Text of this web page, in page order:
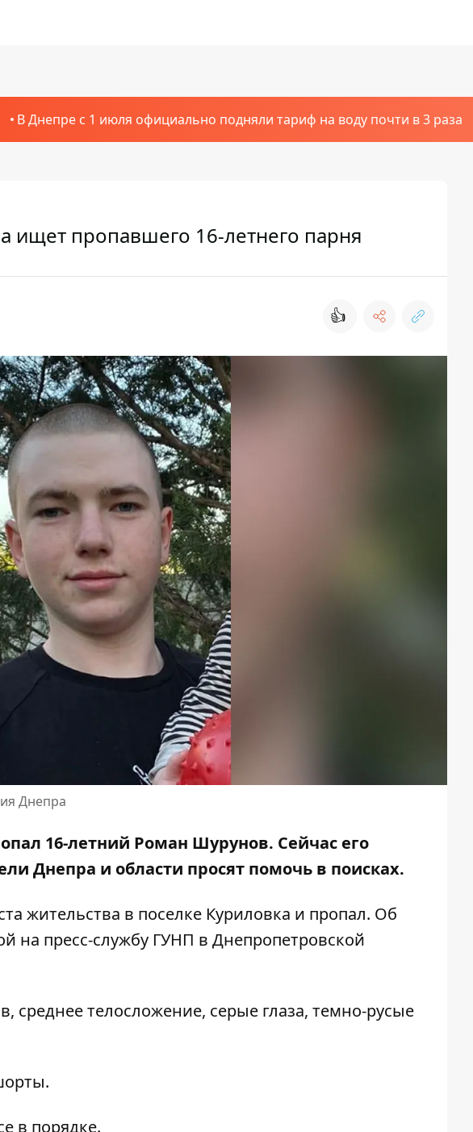
В Днепре с 1 июля официально подняли тариф на воду почти в 3 раза
пропавшего 16-летнего парня
👍
Днепра
16-летний Роман Шурунов. Сейчас его
Днепра и области просят помочь в поисках.
жительства в поселке Куриловка и пропал. Об
на пресс-службу ГУНП в Днепропетровской
среднее телосложение, серые глаза, темно-русые
в порядке.